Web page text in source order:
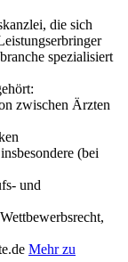
die sich
spezialisiert
zwischen Ärzten
(bei
und
Mehr zu